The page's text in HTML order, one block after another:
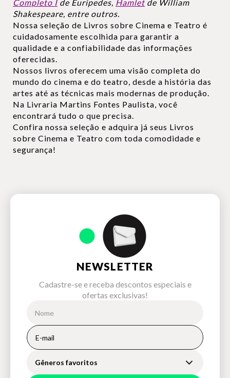
Completo I de Euripedes, Hamletde William
Shakespeare, entre outros.
Nossa seleção de Livros sobre Cinema e Teatro é
cuidadosamente escolhida para garantir a
qualidade e a confiabilidade das informações
oferecidas.
Nossos livros oferecem uma visão completa do
mundo do cinema e do teatro, desde a história das
artes até as técnicas mais modernas de produção.
Na Livraria Martins Fontes Paulista, você
encontrará tudo o que precisa.
Confira nossa seleção e adquira já seus Livros
sobre Cinema e Teatro com toda comodidade e
segurança!
NEWSLETTER
Cadastre-se e receba descontos especiais e
ofertas exclusivas!
Gêneros favoritos